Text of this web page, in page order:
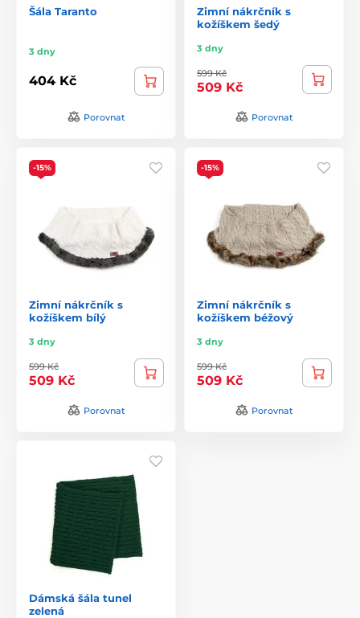
Šála Taranto
3 dny
404 Kč
Porovnat
Zimní nákrčník s
kožíškem šedý
3 dny
599 Kč
509 Kč
Porovnat
-15%
Zimní nákrčník s
kožíškem bílý
3 dny
599 Kč
509 Kč
Porovnat
-15%
Zimní nákrčník s
kožíškem béžový
3 dny
599 Kč
509 Kč
Porovnat
Dámská šála tunel
zelená